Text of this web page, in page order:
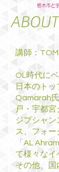
栃木市と
ABOUT
講師：
OL時代に
日本のト
Qamarah
戸・宇都
ジプシャ
ス、フォー
「AL
て様々なイ
その他、国